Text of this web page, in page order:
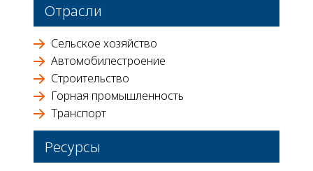
Отрасли
Сельское хозяйство
Автомобилестроение
Строительство
Горная промышленность
Транспорт
Ресурсы